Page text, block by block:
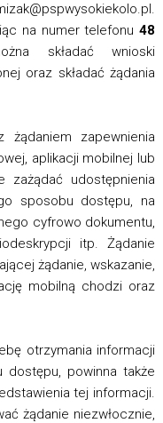
na numer telefonu48
składać wnioski
oraz składać żądania
zapewnienia
aplikacji mobilnej lub
zażądać udostępnienia
sposobu dostępu, na
cyfrowo dokumentu,
itp. Żądanie
żądanie, wskazanie,
mobilną chodzi oraz
otrzymania informacji
powinna także
tej informacji.
żądanie niezwłocznie,